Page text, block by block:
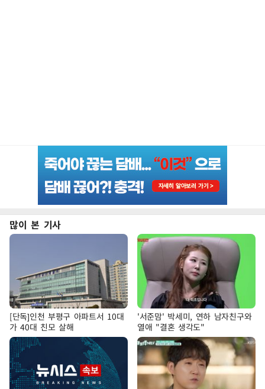
많이 본 기사
[단독]인천 부평구 아파트서 10대
가 40대 친모 살해
'서준맘' 박세미, 연하 남자친구와
열애 "결혼 생각도"